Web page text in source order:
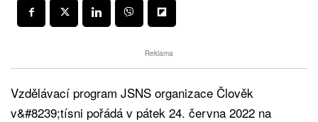
Reklama
Vzdělávací program JSNS organizace Člověk
v&#8239;tísni pořádá v pátek 24. června 2022 na